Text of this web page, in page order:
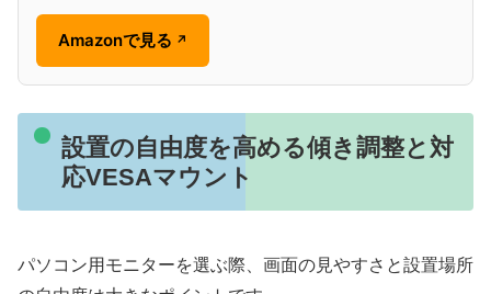
Amazonで見る ↗
設置の自由度を高める傾き調整と対
応VESAマウント
パソコン用モニターを選ぶ際、画面の見やすさと設置場所